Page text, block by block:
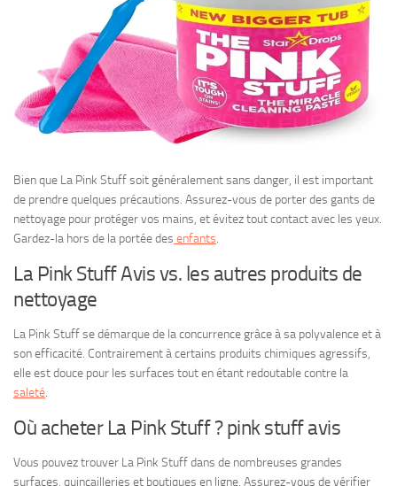
Bien que La Pink Stuff soit généralement sans danger, il est important
de prendre quelques précautions. Assurez-vous de porter des gants de
nettoyage pour protéger vos mains, et évitez tout contact avec les yeux.
Gardez-la hors de la portée des enfants.
La Pink Stuff Avis vs. les autres produits de
nettoyage
La Pink Stuff se démarque de la concurrence grâce à sa polyvalence et à
son efficacité. Contrairement à certains produits chimiques agressifs,
elle est douce pour les surfaces tout en étant redoutable contre la
saleté.
Où acheter La Pink Stuff ? pink stuff avis
Vous pouvez trouver La Pink Stuff dans de nombreuses grandes
surfaces, quincailleries et boutiques en ligne. Assurez-vous de vérifier